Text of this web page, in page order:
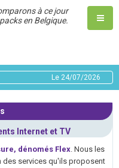
à ce jour
en Belgique.
Le 24/07/2026
Internet et TV
dénomés Flex. Nous les
services qu'ils proposent